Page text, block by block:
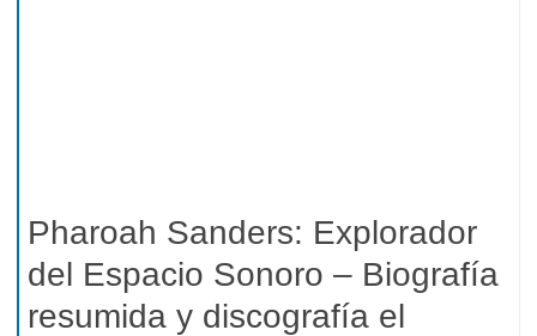
Pharoah Sanders: Explorador
del Espacio Sonoro – Biografía
resumida y discografía el